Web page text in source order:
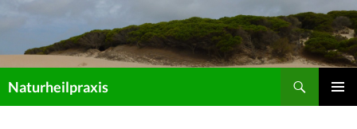
Naturheilpraxis